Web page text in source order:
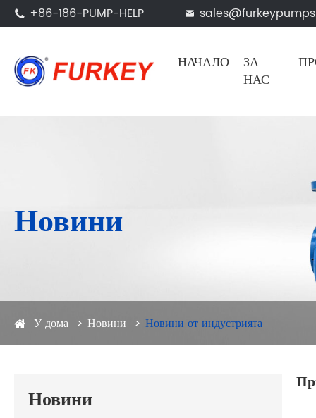
 +86-186-PUMP-HELP 
НАЧАЛО
ЗА
НАС
Новини
У дома Новини Новини от индустрията
Новини